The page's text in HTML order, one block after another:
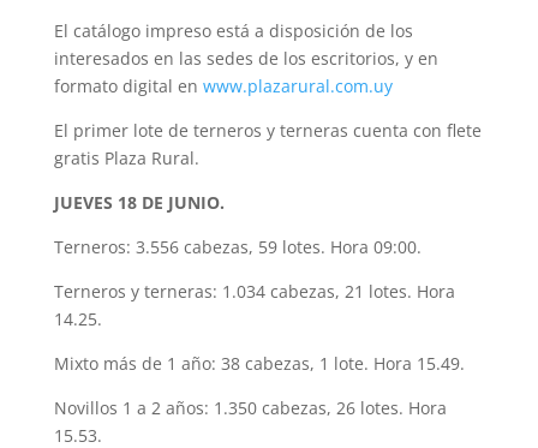
El catálogo impreso está a disposición de los
interesados en las sedes de los escritorios, y en
formato digital en www.plazarural.com.uy
El primer lote de terneros y terneras cuenta con flete
gratis Plaza Rural.
JUEVES 18 DE JUNIO.
Terneros: 3.556 cabezas, 59 lotes. Hora 09:00.
Terneros y terneras: 1.034 cabezas, 21 lotes. Hora
14.25.
Mixto más de 1 año: 38 cabezas, 1 lote. Hora 15.49.
Novillos 1 a 2 años: 1.350 cabezas, 26 lotes. Hora
15.53.